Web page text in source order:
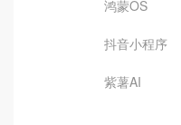
鸿蒙OS
抖音小程序
紫薯AI